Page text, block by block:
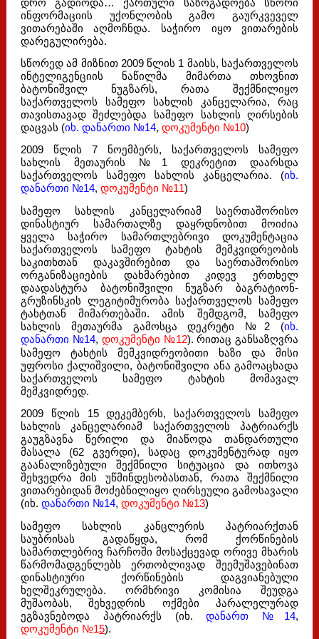
დრო გადიოდა… ქართული საზოგადოება სწორი
ინფორმაციის უქონლობის გამო გაურკვეველ
ვითარებაში აღმოჩნდა. საჭირო იყო ვითარების
დარეგულირება.
სწორედ ამ მიზნით 2009 წლის 1 მაისს, საქართველოს
ინტელიგენციის ნაწილმა მიმართა თხოვნით
ბატონიშვილ ნუგზარს, რათა შექმნილიყო
საქართველოს სამეფო სახლის კანცელარია, რაც
თავისთავად შეძლებდა სამეფო სახლის ღირსების
დაცვას (იხ. დანართი №14, დოკუმენტი №10)
2009 წლის 7 ნოემბერს, საქართველოს სამეფო
სახლის მეთაურის №1 დეკრეტით დაარსდა
საქართველოს სამეფო სახლის კანცელარია. (იხ.
დანართი №14, დოკუმენტი №11)
სამეფო სახლის კანცელარიამ საერთაშორისო
დინასტიურ სამართალზე დაყრდნობით მოიძია
ყველა საჭირო სამართლებრივი დოკუმენტაცია
საქართველოს სამეფო ტახტის მემკვიდრეობის
საკითხთან დაკავშირებით და საერთაშორისო
ორგანიზაციების დახმარებით კიდევ ერთხელ
დაადასტურა ბატონიშვილი ნუგზარ ბაგრატიონ-
გრუზინსკის ლეგიტიმურობა საქართველოს სამეფო
ტახტთან მიმართებაში. ამის შემდგომ, სამეფო
სახლის მეთაურმა გამოსცა დეკრეტი №2 (იხ.
დანართი №14,დოკუმენტი №12). რითაც განსაზღვრა
სამეფო ტახტის მემკვიდრეობითი ხაზი და მისი
უფროსი ქალიშვილი, ბატონიშვილი ანა გამოაცხადა
საქართველოს სამეფო ტახტის მომავალ
მემკვიდრედ.
2009 წლის 15 დეკემბერს, საქართველოს სამეფო
სახლის კანცელარიამ საქართველოს პატრიარქს
გაუგზავნა წერილი და მიაწოდა თანდართული
მასალა (62 გვერდი), სადაც დოკუმენტურად იყო
გაანალიზებული შექმნილი სიტუაცია და ითხოვა
შეხვედრა მის უწმინდესობასთან, რათა შექმნილი
ვითარებიდან მოძებნილიყო ღირსეული გამოსავალი
(იხ. დანართი №14, დოკუმენტი №13)
სამეფო სახლის კანცლერის პატრიარქთან
საუბრისას გადაწყდა, რომ ქორწინების
სამართლებრივ ჩარჩოში მოსაქცევად ორივე მხარის
წარმომადგენლებს ერთობლივად შეემუშავებინათ
დინასტიური ქორწინების დაგვიანებული
ხელშეკრულება. ორმხრივი კომისია შეუდგა
მუშაობას, შეხვედრის ოქმები პარალელურად
ეგზავნებოდა პატრიარქს (იხ.დანართ №14,
დოკუმენტი №15).